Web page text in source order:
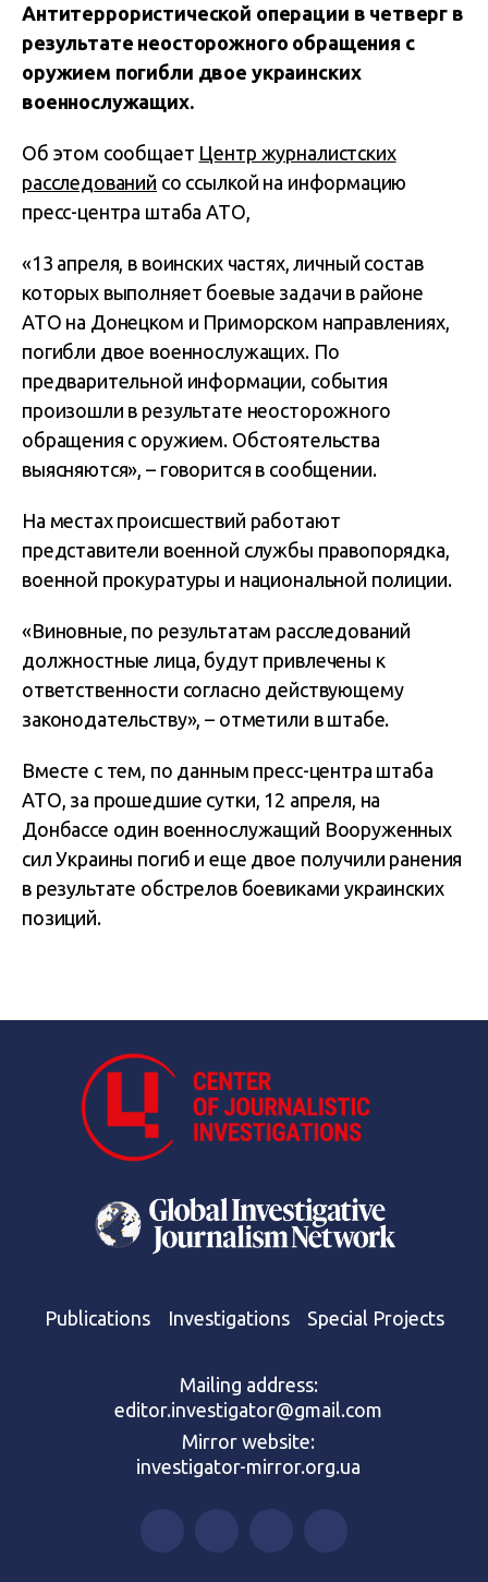
Антитеррористической операции в четверг в
результате неосторожного обращения с
оружием погибли двое украинских
военнослужащих.
Об этом сообщает Центр журналистских
расследований со ссылкой на информацию
пресс-центра штаба АТО,
«13 апреля, в воинских частях, личный состав
которых выполняет боевые задачи в районе
АТО на Донецком и Приморском направлениях,
погибли двое военнослужащих. По
предварительной информации, события
произошли в результате неосторожного
обращения с оружием. Обстоятельства
выясняются», – говорится в сообщении.
На местах происшествий работают
представители военной службы правопорядка,
военной прокуратуры и национальной полиции.
«Виновные, по результатам расследований
должностные лица, будут привлечены к
ответственности согласно действующему
законодательству», – отметили в штабе.
Вместе с тем, по данным пресс-центра штаба
АТО, за прошедшие сутки, 12 апреля, на
Донбассе один военнослужащий Вооруженных
сил Украины погиб и еще двое получили ранения
в результате обстрелов боевиками украинских
позиций.
Publications Investigations Special Projects
Mailing address:
editor.investigator@gmail.com
Mirror website:
investigator-mirror.org.ua